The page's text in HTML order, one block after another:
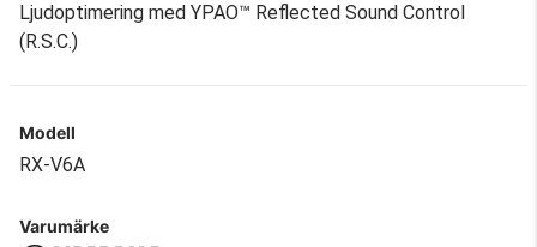
Ljudoptimering med YPAO™ Reflected Sound Control
(R.S.C.)
Modell
RX-V6A
Varumärke